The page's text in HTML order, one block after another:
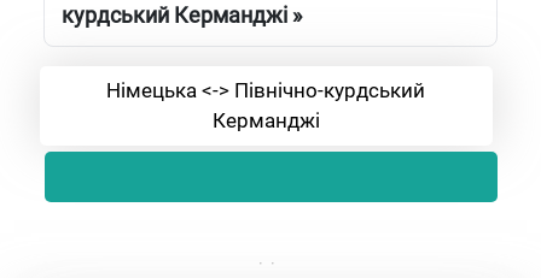
курдський Керманджі »
Німецька <-> Північно-курдський
Керманджі